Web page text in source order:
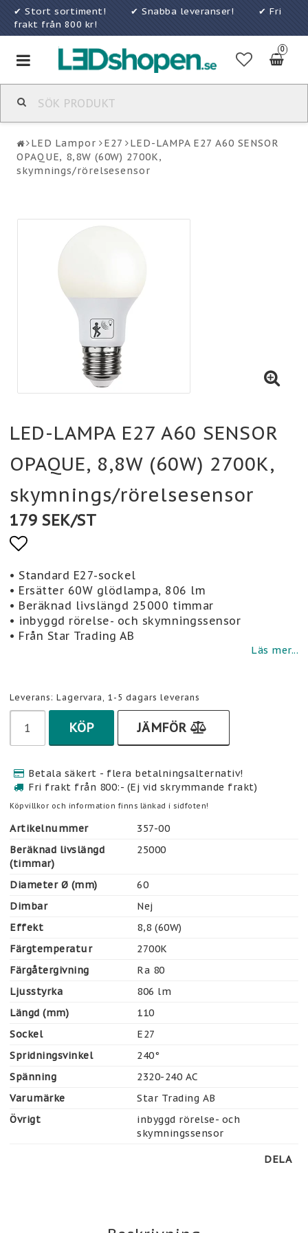
✔ Stort sortiment! ✔ Snabba leveranser! ✔ Fri
frakt från 800 kr!
0
Toggle
navigation
LED Lampor E27
LED-LAMPA E27 A60 SENSOR
OPAQUE, 8,8W (60W) 2700K,
skymnings/rörelsesensor
LED-LAMPA E27 A60 SENSOR
OPAQUE, 8,8W (60W) 2700K,
skymnings/rörelsesensor
179 SEK/ST
Lägg till i favoritlistan
• Standard E27-sockel
• Ersätter 60W glödlampa, 806 lm
• Beräknad livslängd 25000 timmar
• inbyggd rörelse- och skymningssensor
• Från Star Trading AB
Läs mer...
Leverans: Lagervara, 1-5 dagars leverans
KÖP JÄMFÖR
Betala säkert - flera betalningsalternativ!
Fri frakt från 800:- (Ej vid skrymmande frakt)
Köpvillkor och information finns länkad i sidfoten!
Artikelnummer
357-00
Beräknad livslängd
(timmar)
25000
Diameter Ø (mm)
60
Dimbar
Nej
Effekt
8,8 (60W)
Färgtemperatur
2700K
Färgåtergivning
Ra 80
Ljusstyrka
806 lm
Längd (mm)
110
Sockel
E27
Spridningsvinkel
240°
Spänning
2320-240 AC
Varumärke
Star Trading AB
Övrigt
inbyggd rörelse- och
skymningssensor
DELA